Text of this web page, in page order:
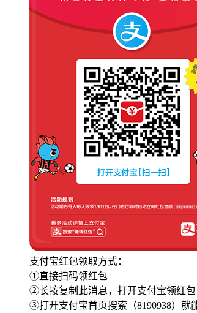
支付宝红包领取方式：
①直接扫码领红包
②长按复制此消息，打开支付宝领红包
③打开支付宝首页搜索（8190938）就